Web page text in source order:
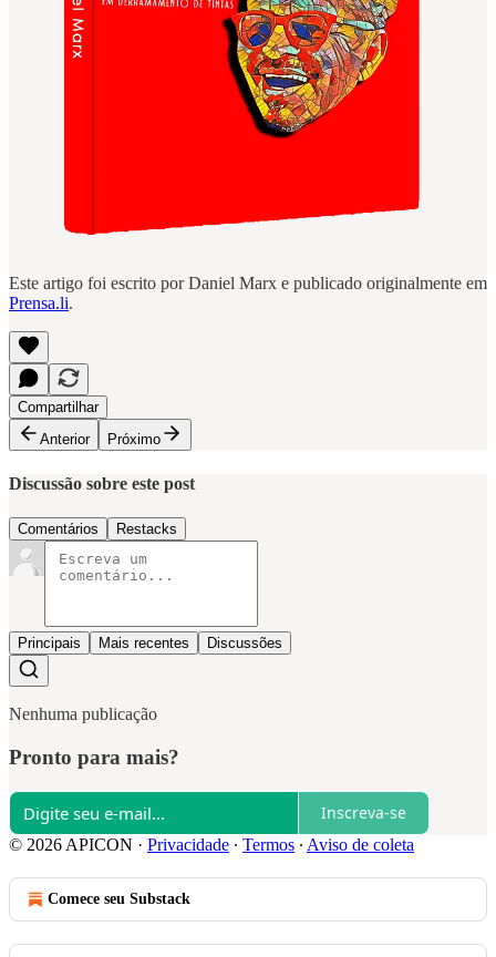
Este artigo foi escrito por Daniel Marx e publicado originalmente em
Prensa.li.
Compartilhar
Anterior
Próximo
Discussão sobre este post
Comentários Restacks
Principais Mais recentes Discussões
Nenhuma publicação
Pronto para mais?
Inscreva-se
© 2026 APICON · Privacidade ∙ Termos ∙ Aviso de coleta
Comece seu Substack